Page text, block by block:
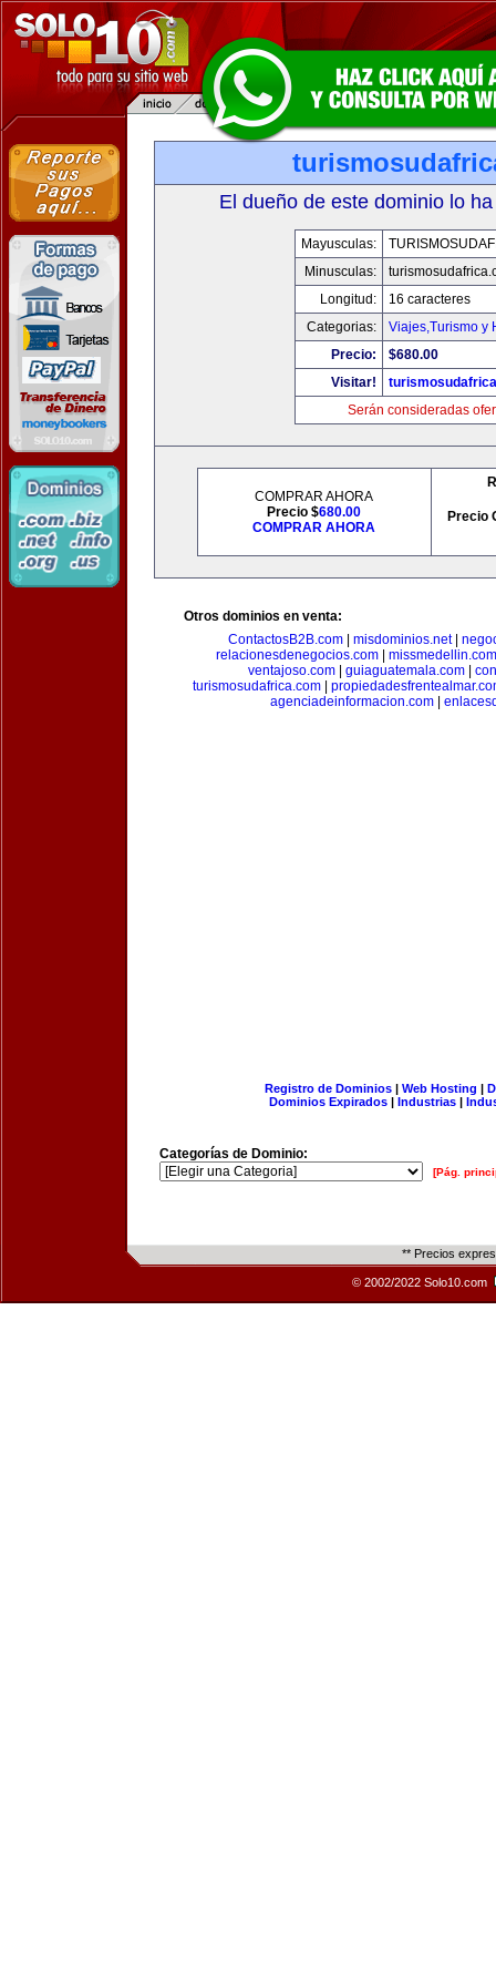
El dueño de este dominio lo
Mayusculas:
Minusculas:
Longitud:
16 caracteres
Categorias:
Viajes,Turismo y
Precio:
$680.00
Visitar!
Serán consideradas
COMPRAR AHORA
Precio $680.00
COMPRAR AHORA
Precio
Otros dominios en venta:
ContactosB2B.com| misdominios.net|
relacionesdenegocios.com| missmedellin.com
ventajoso.com
guiaguatemala.com
turismosudafrica.com
agenciadeinformacion.com
Registro de Dominios| Web Hosting |
Dominios Expirados | Industrias |
Categorías de Dominio:
[Pág.
** Precios
© 2002/2022 Solo10.com